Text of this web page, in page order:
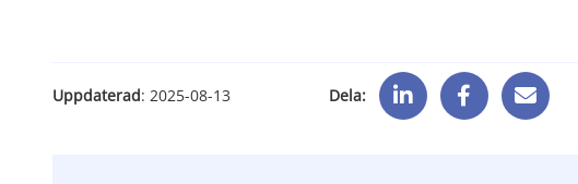
Uppdaterad: 2025-08-13 Dela: